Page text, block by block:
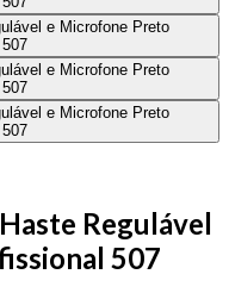
Regulável
507